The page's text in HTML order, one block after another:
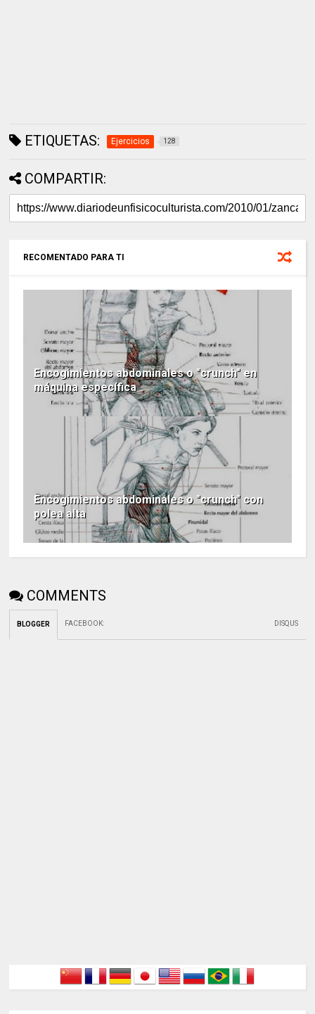
ETIQUETAS: Ejercicios 128
COMPARTIR:
RECOMENTADO PARA TI
Encogimientos abdominales o "crunch" en
máquina específica
Encogimientos abdominales o "crunch" con
polea alta
COMMENTS
BLOGGER FACEBOOK: DISQUS